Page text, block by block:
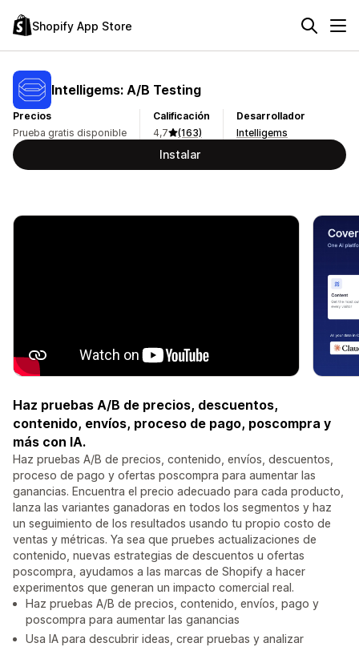
Shopify App Store
Intelligems: A/B Testing
Precios
Prueba gratis disponible
Calificación
4,7
(163)
Desarrollador
Intelligems
Instalar
Haz pruebas A/B de precios, descuentos,
contenido, envíos, proceso de pago, poscompra y
más con IA.
Haz pruebas A/B de precios, contenido, envíos, descuentos,
proceso de pago y ofertas poscompra para aumentar las
ganancias. Encuentra el precio adecuado para cada producto,
lanza las variantes ganadoras en todos los segmentos y haz
un seguimiento de los resultados usando tu propio costo de
ventas y métricas. Ya sea que pruebes actualizaciones de
contenido, nuevas estrategias de descuentos u ofertas
poscompra, ayudamos a las marcas de Shopify a hacer
experimentos que generan un impacto comercial real.
Haz pruebas A/B de precios, contenido, envíos, pago y
poscompra para aumentar las ganancias
Usa IA para descubrir ideas, crear pruebas y analizar